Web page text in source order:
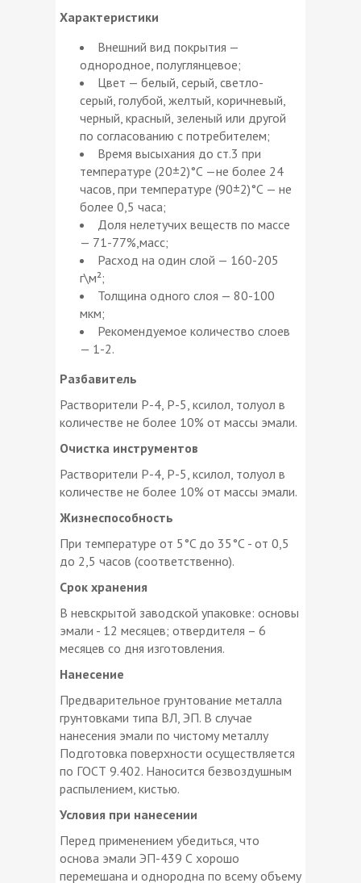
Характеристики
Внешний вид покрытия —
однородное, полуглянцевое;
Цвет — белый, серый, светло-
серый, голубой, желтый, коричневый,
черный, красный, зеленый или другой
по согласованию с потребителем;
Время высыхания до ст.3 при
температуре (20±2)°С —не более 24
часов, при температуре (90±2)°С — не
более 0,5 часа;
Доля нелетучих веществ по массе
— 71-77%,масс;
Расход на один слой — 160-205
г\м²;
Толщина одного слоя — 80-100
мкм;
Рекомендуемое количество слоев
— 1-2.
Разбавитель
Растворители Р-4, Р-5, ксилол, толуол в
количестве не более 10% от массы эмали.
Очистка инструментов
Растворители Р-4, Р-5, ксилол, толуол в
количестве не более 10% от массы эмали.
Жизнеспособность
При температуре от 5°C до 35°С - от 0,5
до 2,5 часов (соответственно).
Срок хранения
В невскрытой заводской упаковке: основы
эмали - 12 месяцев; отвердителя – 6
месяцев со дня изготовления.
Нанесение
Предварительное грунтование металла
грунтовками типа ВЛ, ЭП. В случае
нанесения эмали по чистому металлу
Подготовка поверхности осуществляется
по ГОСТ 9.402. Наносится безвоздушным
распылением, кистью.
Условия при нанесении
Перед применением убедиться, что
основа эмали ЭП-439 С хорошо
перемешана и однородна по всему объему